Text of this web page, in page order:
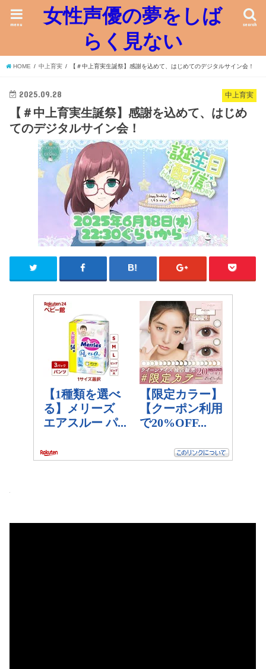
女性声優の夢をしば
らく見ない
search
menu
HOME 中上育実 【＃中上育実生誕祭】感謝を込めて、はじめてのデジタルサイン会！
中上育実
2025.09.28
【＃中上育実生誕祭】感謝を込めて、はじめ
てのデジタルサイン会！